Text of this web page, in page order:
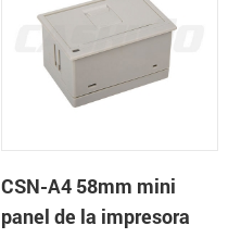
CSN-A4 58mm mini
panel de la impresora